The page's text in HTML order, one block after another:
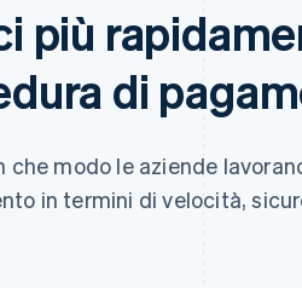
più
di
che modo le aziende
in termini di velocità,